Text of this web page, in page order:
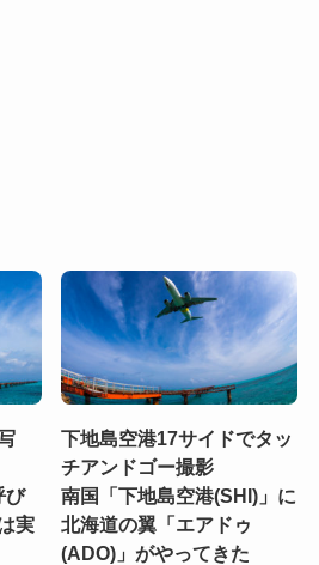
び
実
下地島空港17サイドでタッ
チアンドゴー撮影
南国「下地島空港(SHI)」に
北海道の翼「エアドゥ
(ADO)」がやってきた